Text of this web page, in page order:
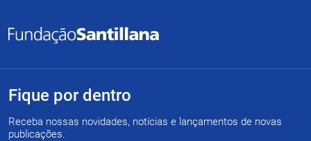
Fique por dentro
Receba nossas novidades, notícias e lançamentos de novas
publicações.